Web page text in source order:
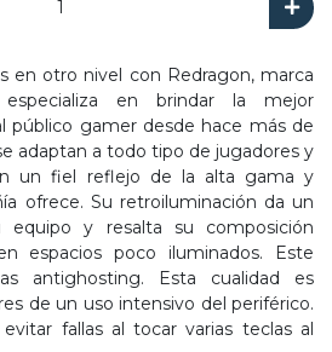
en otro nivel con Redragon, marca
en brindar la mejor
público gamer desde hace más de
adaptan a todo tipo de jugadores y
un fiel reflejo de la alta gama y
ofrece. Su retroiluminación da un
y resalta su composición
espacios poco iluminados. Este
antighosting. Esta cualidad es
de un uso intensivo del periférico.
fallas al tocar varias teclas al